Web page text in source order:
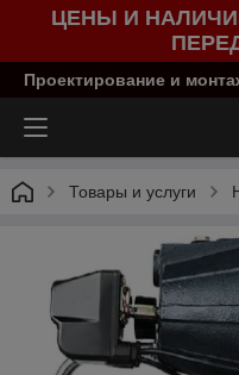
ЦЕНЫ И
Проектирование и
Товары и услуги